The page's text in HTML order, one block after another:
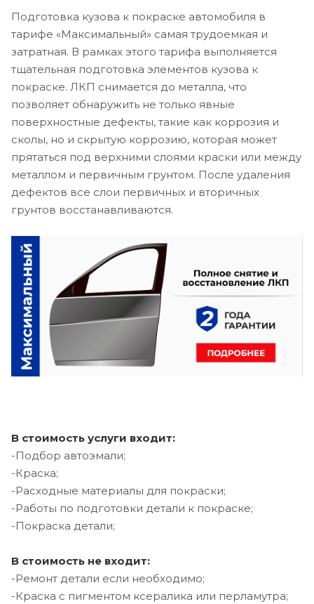
Подготовка кузова к покраске автомобиля в
тарифе «Максимальный» самая трудоемкая и
затратная. В рамках этого тарифа выполняется
тщательная подготовка элементов кузова к
покраске. ЛКП снимается до металла, что
позволяет обнаружить не только явные
поверхностные дефекты, такие как коррозия и
сколы, но и скрытую коррозию, которая может
прятаться под верхними слоями краски или между
металлом и первичным грунтом. После удаления
дефектов все слои первичных и вторичных
грунтов восстанавливаются.
В стоимость услуги входит:
-Подбор автоэмали;
-Краска;
-Расходные материалы для покраски;
-Работы по подготовки детали к покраске;
-Покраска детали;
В стоимость не входит:
-Ремонт детали если необходимо;
-Краска с пигментом ксералика или перламутра;